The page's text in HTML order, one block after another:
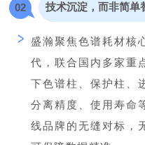
02 技术沉淀，而非简单
盛瀚聚焦色谱耗材核
代，联合国内多家重
下色谱柱、保护柱、
分离精度、使用寿命
线品牌的无缝对标，